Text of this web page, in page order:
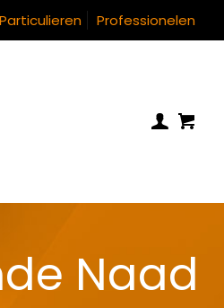
Particulieren Professionelen
Naad